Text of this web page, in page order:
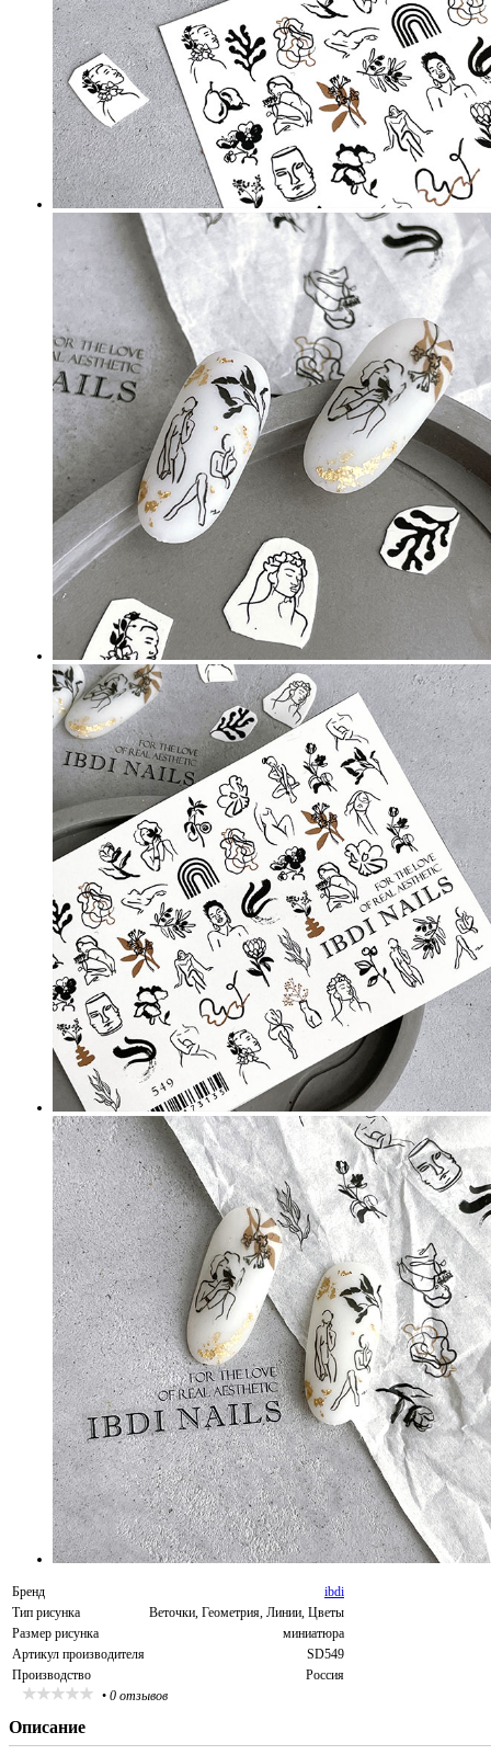
Бренд
ibdi
Тип рисунка
Веточки, Геометрия, Линии, Цветы
Размер рисунка
миниатюра
Артикул производителя
SD549
Производство
Россия
• 0 отзывов
Описание